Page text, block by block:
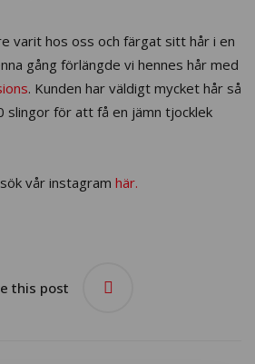
varit hos oss och färgat sitt hår i en
gång förlängde vi hennes hår med
. Kunden har väldigt mycket hår så
slingor för att få en jämn tjocklek
vår instagram här.
this post